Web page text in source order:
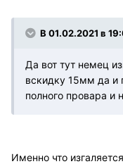
В 01.02.2021 в
Да вот тут немец
вскидку 15мм да и
полного провара и
Именно что